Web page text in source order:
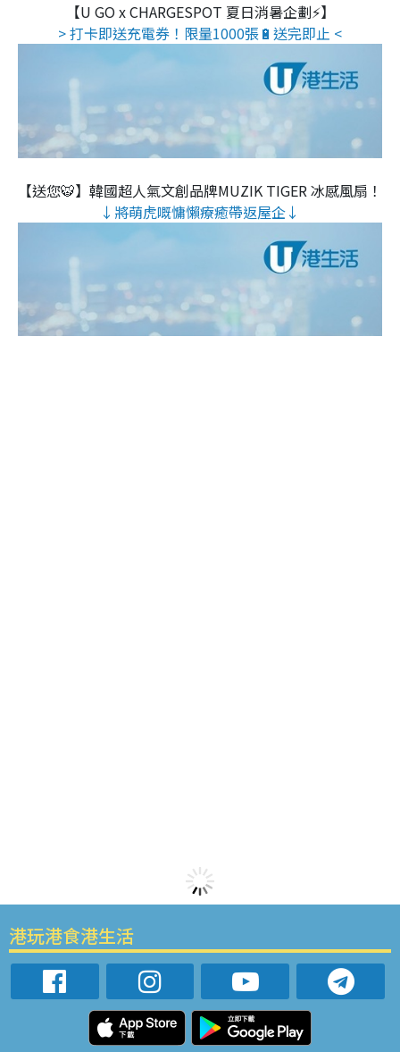
【U GO x CHARGESPOT 夏日消暑企劃⚡】
> 打卡即送充電券！限量1000張🔋送完即止 <
【送您🐯】韓國超人氣文創品牌MUZIK TIGER 冰感風扇！
↓將萌虎嘅慵懶療癒帶返屋企↓
港玩港食港生活